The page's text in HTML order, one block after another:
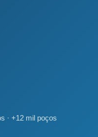
· +12 mil poços